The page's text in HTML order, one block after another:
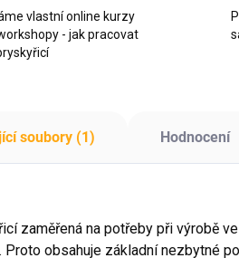
vlastní online kurzy
- jak pracovat
soubory (1) Hodnocení
zaměřená na potřeby při výrobě
obsahuje základní nezbytné